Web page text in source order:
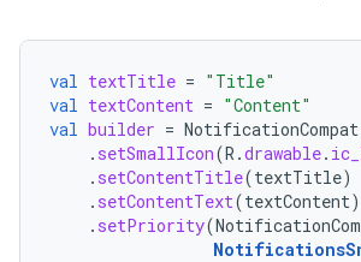
val textTitle = "Title"
val textContent = "Content"
val builder = NotificationCompat
. setSmallIcon(R .drawable.
. setContentTitle(textTitle)
. setContentText(textContent)
. setPriority(